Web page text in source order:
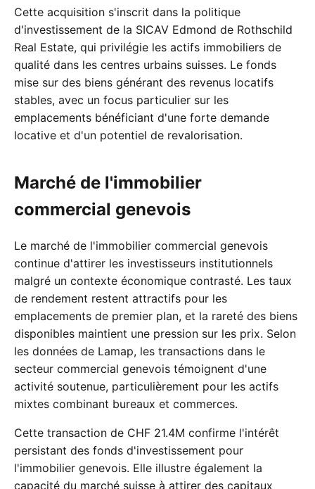
Cette acquisition s'inscrit dans la politique
d'investissement de la SICAV Edmond de Rothschild
Real Estate, qui privilégie les actifs immobiliers de
qualité dans les centres urbains suisses. Le fonds
mise sur des biens générant des revenus locatifs
stables, avec un focus particulier sur les
emplacements bénéficiant d'une forte demande
locative et d'un potentiel de revalorisation.
Marché de l'immobilier
commercial genevois
Le marché de l'immobilier commercial genevois
continue d'attirer les investisseurs institutionnels
malgré un contexte économique contrasté. Les taux
de rendement restent attractifs pour les
emplacements de premier plan, et la rareté des biens
disponibles maintient une pression sur les prix. Selon
les données de Lamap, les transactions dans le
secteur commercial genevois témoignent d'une
activité soutenue, particulièrement pour les actifs
mixtes combinant bureaux et commerces.
Cette transaction de CHF 21.4M confirme l'intérêt
persistant des fonds d'investissement pour
l'immobilier genevois. Elle illustre également la
capacité du marché suisse à attirer des capitaux